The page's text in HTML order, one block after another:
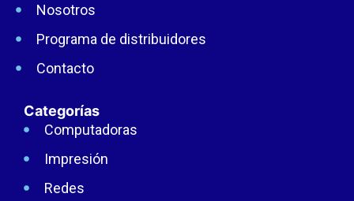
Nosotros
Programa de distribuidores
Contacto
Categorías
Computadoras
Impresión
Redes